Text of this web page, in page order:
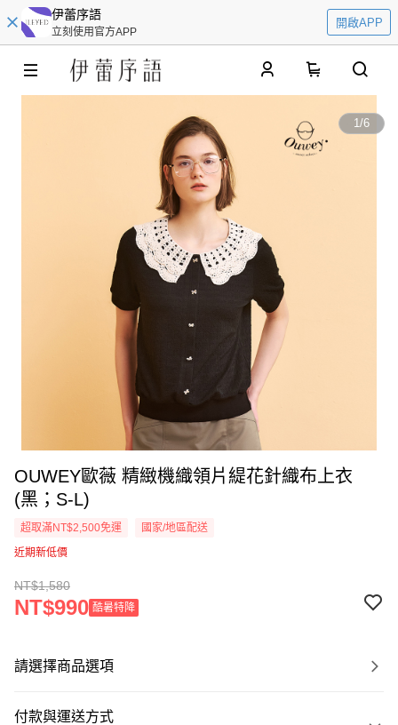
伊蕾序語
立刻使用官方APP
開啟APP
1/6
OUWEY歐薇 精緻機織領片緹花針織布上衣
(黑；S-L)
超取滿NT$2,500免運
國家/地區配送
近期新低價
NT$1,580
NT$990 酷暑特降
請選擇商品選項
付款與運送方式